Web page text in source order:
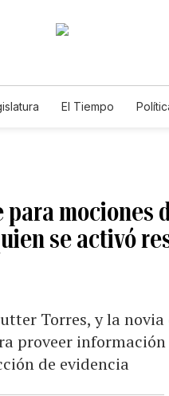
El Tiempo
mociones
se activó
Torres, y la
proveer
de evidencia